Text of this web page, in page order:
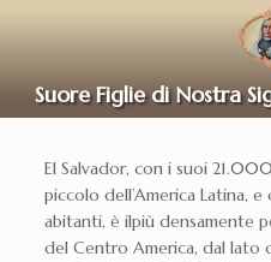
Suore Figlie di Nostra
El Salvador, con i suoi
piccolo dell’America Latina,
abitanti, è ilpiù densamente
del Centro America, dal lato